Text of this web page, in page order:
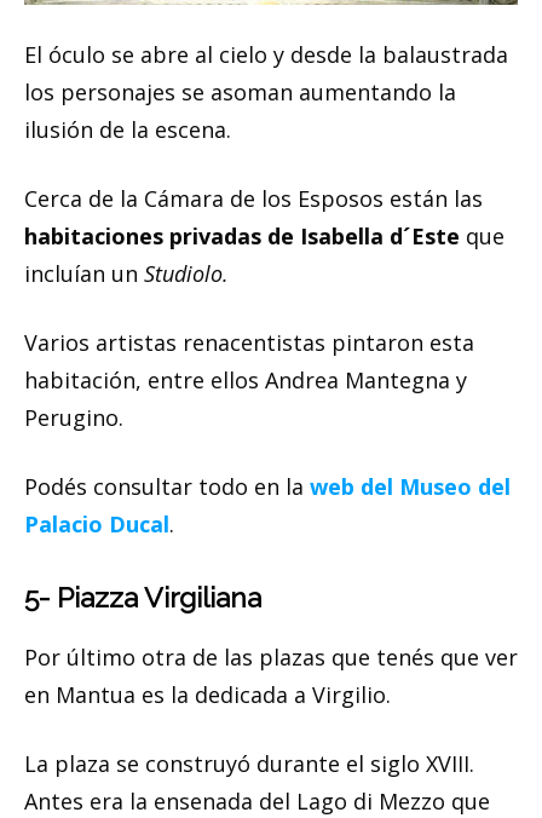
El óculo se abre al cielo y desde la balaustrada
los personajes se asoman aumentando la
ilusión de la escena.
Cerca de la Cámara de los Esposos están las
habitaciones privadas de Isabella d´Este que
incluían un Studiolo.
Varios artistas renacentistas pintaron esta
habitación, entre ellos Andrea Mantegna y
Perugino.
Podés consultar todo en la web del Museo del
Palacio Ducal.
5- Piazza Virgiliana
Por último otra de las plazas que tenés que ver
en Mantua es la dedicada a Virgilio.
La plaza se construyó durante el siglo XVIII.
Antes era la ensenada del Lago di Mezzo que